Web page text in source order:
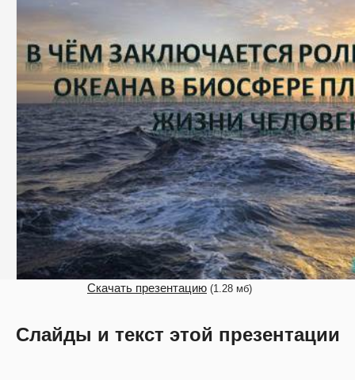
Скачать презентацию (1.28 мб)
Слайды и текст этой презентации